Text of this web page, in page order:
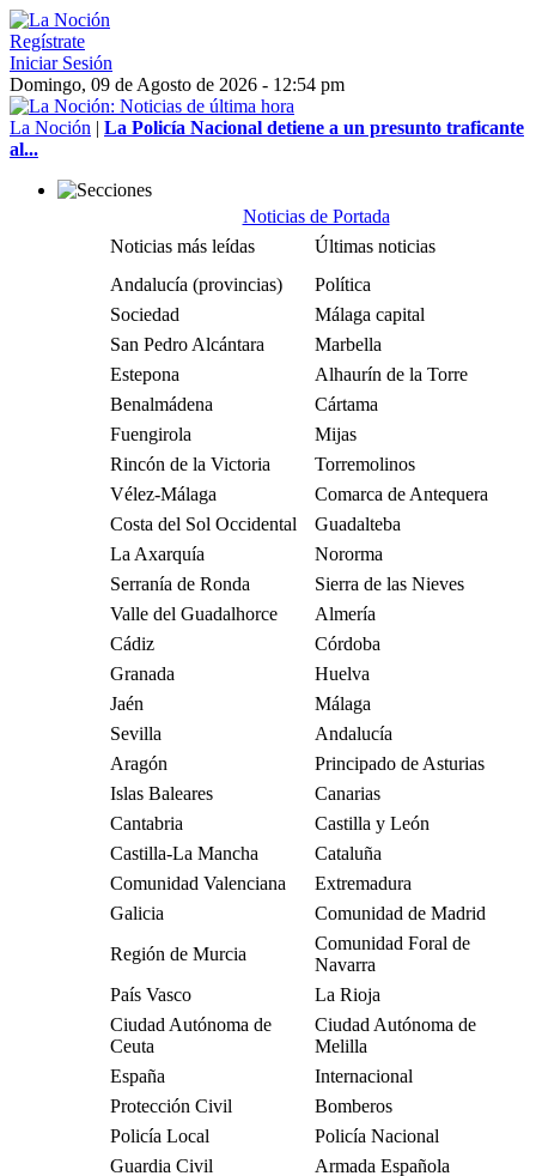
Regístrate
Iniciar Sesión
Domingo, 09 de Agosto de 2026 - 12:54 pm
La Noción | La Policía Nacional detiene a un presunto traficante
al...
Noticias de Portada
Noticias más leídas
Últimas noticias
Andalucía (provincias)
Política
Sociedad
Málaga capital
San Pedro Alcántara
Marbella
Estepona
Alhaurín de la Torre
Benalmádena
Cártama
Fuengirola
Mijas
Rincón de la Victoria
Torremolinos
Vélez-Málaga
Comarca de Antequera
Costa del Sol Occidental
Guadalteba
La Axarquía
Nororma
Serranía de Ronda
Sierra de las Nieves
Valle del Guadalhorce
Almería
Cádiz
Córdoba
Granada
Huelva
Jaén
Málaga
Sevilla
Andalucía
Aragón
Principado de Asturias
Islas Baleares
Canarias
Cantabria
Castilla y León
Castilla-La Mancha
Cataluña
Comunidad Valenciana
Extremadura
Galicia
Comunidad de Madrid
Región de Murcia
Comunidad Foral de
Navarra
País Vasco
La Rioja
Ciudad Autónoma de
Ceuta
Ciudad Autónoma de
Melilla
España
Internacional
Protección Civil
Bomberos
Policía Local
Policía Nacional
Guardia Civil
Armada Española